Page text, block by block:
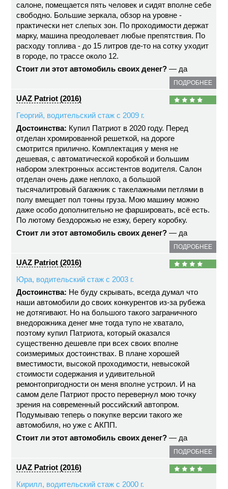
салоне, помещается пять человек и сидят вполне себе
свободно. Большие зеркала, обзор на уровне -
практически нет слепых зон. По проходимости держат
марку, машина преодолевает любые препятствия. По
расходу топлива - до 15 литров где-то на сотку уходит
в городе, по трассе около 12.
Стоит ли этот автомобиль своих денег? — да
ПОДРОБНЕЕ
UAZ Patriot (2016)
Георгий, водительский стаж с 2009 г.
Достоинства: Купил Патриот в 2020 году. Перед
отделан хромированной решеткой, на дороге
смотрится прилично. Комплектация у меня не
дешевая, с автоматической коробкой и большим
набором электронных ассистентов водителя. Салон
отделан очень даже неплохо, а большой
тысячалитровый багажник с такелажными петлями в
полу вмещает пол тонны груза. Мою машину можно
даже особо дополнительно не фаршировать, всё есть.
По лютому бездорожью не езжу, берегу коробку.
Стоит ли этот автомобиль своих денег? — да
ПОДРОБНЕЕ
UAZ Patriot (2016)
Юра, водительский стаж с 2003 г.
Достоинства: Не буду скрывать, всегда думал что
наши автомобили до своих конкурентов из-за рубежа
не дотягивают. Но на большого такого заграничного
внедорожника денег мне тогда тупо не хватало,
поэтому купил Патриота, который оказался
существенно дешевле при всех своих вполне
соизмеримых достоинствах. В плане хорошей
вместимости, высокой проходимости, невысокой
стоимости содержания и удивительной
ремонтопригодности он меня вполне устроил. И на
самом деле Патриот просто перевернул мою точку
зрения на современный российский автопром.
Подумываю теперь о покупке версии такого же
автомобиля, но уже с АКПП.
Стоит ли этот автомобиль своих денег? — да
ПОДРОБНЕЕ
UAZ Patriot (2016)
Кирилл, водительский стаж с 2000 г.